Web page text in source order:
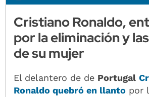
Cristiano Ronaldo,
por la eliminación y
de su mujer
El delantero de de Portugal
Ronaldo quebró en llanto por